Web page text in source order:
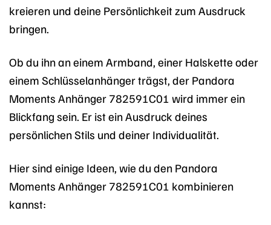
kreieren und deine Persönlichkeit zum Ausdruck
bringen.
Ob du ihn an einem Armband, einer Halskette oder
einem Schlüsselanhänger trägst, der Pandora
Moments Anhänger 782591C01 wird immer ein
Blickfang sein. Er ist ein Ausdruck deines
persönlichen Stils und deiner Individualität.
Hier sind einige Ideen, wie du den Pandora
Moments Anhänger 782591C01 kombinieren
kannst: